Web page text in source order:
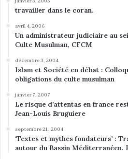
travailler dans le coran.
avril 4, 2006
Un administrateur judiciaire au
Culte Musulman, CFCM
décembre 3, 2004
Islam et Société en débat :
obligations du culte musulman
janvier 7, 2007
Le risque d’attentas en france
Jean-Louis Bruguiere
septembre 21, 2004
‘Textes et mythes fondateurs’ :
autour du Bassin Méditerranéen.